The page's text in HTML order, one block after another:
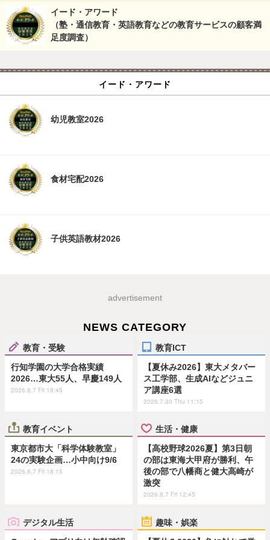
イード・アワード
（塾・通信教育・英語教育などの教育サービスの顧客満
足度調査）
イード・アワード
幼児教室2026
食材宅配2026
子供英語教材2026
advertisement
NEWS CATEGORY
教育・受験
行知学園の大学合格実績
2026…東大55人、早慶149人
2026.8.7 Fri 18:45
教育ICT
【夏休み2026】東大メタバー
ス工学部、生成AIなどジュニ
ア講座6選
2026.7.30 Thu 11:15
教育イベント
東京都市大「科学体験教室」
24の実験企画…小中向け9/6
2026.8.7 Fri 18:15
生活・健康
【高校野球2026夏】第3日朝
の部は東海大甲府が勝利、午
後の部で八幡商と健大高崎が
激突
2026.8.7 Fri 12:45
デジタル生活 趣味・娯楽